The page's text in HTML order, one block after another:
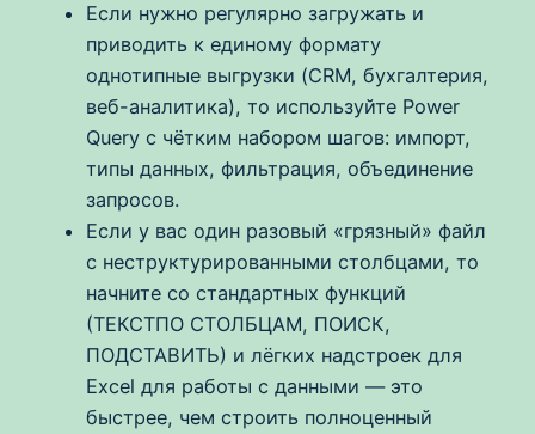
Если нужно регулярно загружать и
приводить к единому формату
однотипные выгрузки (CRM, бухгалтерия,
веб-аналитика), то используйте Power
Query c чётким набором шагов: импорт,
типы данных, фильтрация, объединение
запросов.
Если у вас один разовый «грязный» файл
с неструктурированными столбцами, то
начните со стандартных функций
(ТЕКСТПО СТОЛБЦАМ, ПОИСК,
ПОДСТАВИТЬ) и лёгких надстроек для
Excel для работы с данными — это
быстрее, чем строить полноценный